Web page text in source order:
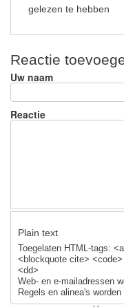
gelezen te hebben
Reactie
Uw naam
Reactie
Plain text
Toegelaten HTML-tags:
<blockquote cite>
<dd>
Web- en e-mailadressen
Regels en alinea's